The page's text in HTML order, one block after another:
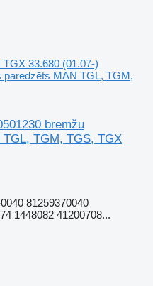
TGX 33.680 (01.07-)
paredzēts MAN TGL, TGM,
bremžu
TGM, TGS, TGX
81259370040
1448082 41200708...